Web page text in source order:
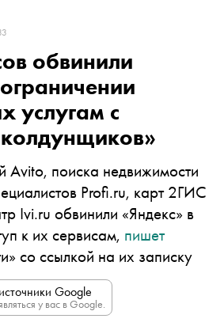
обвинили
услугам с
Avito, поиска недвижимости
Profi.ru, карт 2ГИС
Ivi.ru обвинили «Яндекс» в
к их сервисам, пишет
со ссылкой на их записку
Google
у вас в Google.